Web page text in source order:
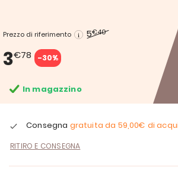
Prezzo di riferimento 5€40
3€78 -30%
In magazzino
Consegna gratuita da 59,00€ di
RITIRO E CONSEGNA